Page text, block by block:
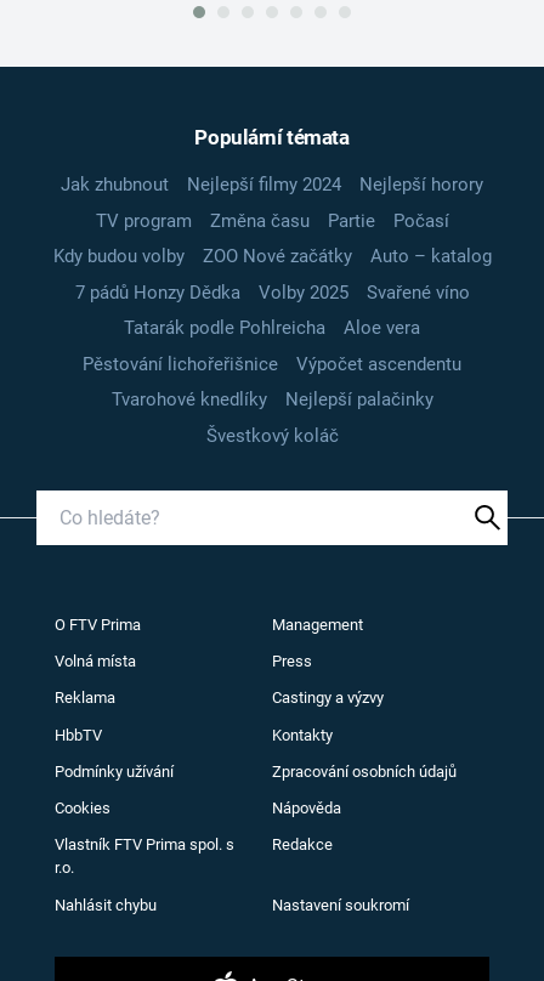
Populární témata
Jak zhubnout Nejlepší filmy 2024
Nejlepší horory
TV program
Změna času Partie
Počasí
Kdy budou volby
ZOO Nové začátky
Auto – katalog
7 pádů Honzy Dědka
Volby 2025
Svařené víno
Tatarák podle Pohlreicha
Aloe vera
Pěstování lichořeřišnice
Výpočet ascendentu
Tvarohové knedlíky
Nejlepší palačinky
Švestkový koláč
O FTV Prima Management
Volná místa Press
Reklama Castingy a výzvy
HbbTV Kontakty
Podmínky užívání Zpracování osobních údajů
Cookies Nápověda
Vlastník FTV Prima spol. s
r.o.
Redakce
Nahlásit chybu Nastavení soukromí